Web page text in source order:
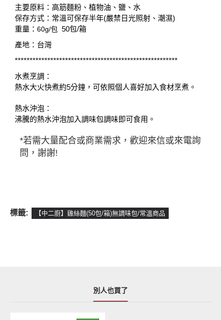
主要原料：高筋麵粉、植物油、鹽、水
保存方式：常溫可保存半年(嚴禁日光照射、潮濕)
重量： 60g/包 50包/箱
產地：台灣
*******************************************************
水煮烹調：
熱水大火快煮約5分鐘，可依照個人喜好加入食材烹煮。
熱水沖泡：
沸騰的熱水沖泡加入調味包調味即可食用。
*若需大量配合或商業需求，歡迎來信或來電詢
問，謝謝!
標籤: 【中二廚】雞絲麵(50包/箱)無調味包/常溫商品
別人也買了